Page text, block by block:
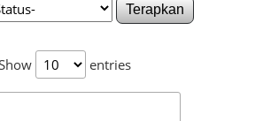
Terapkan
entries